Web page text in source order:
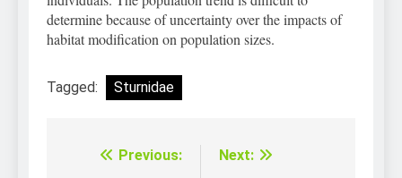
determine because of uncertainty over the impacts of
habitat modification on population sizes.
Tagged: Sturnidae
Điều
Previous:
Next: